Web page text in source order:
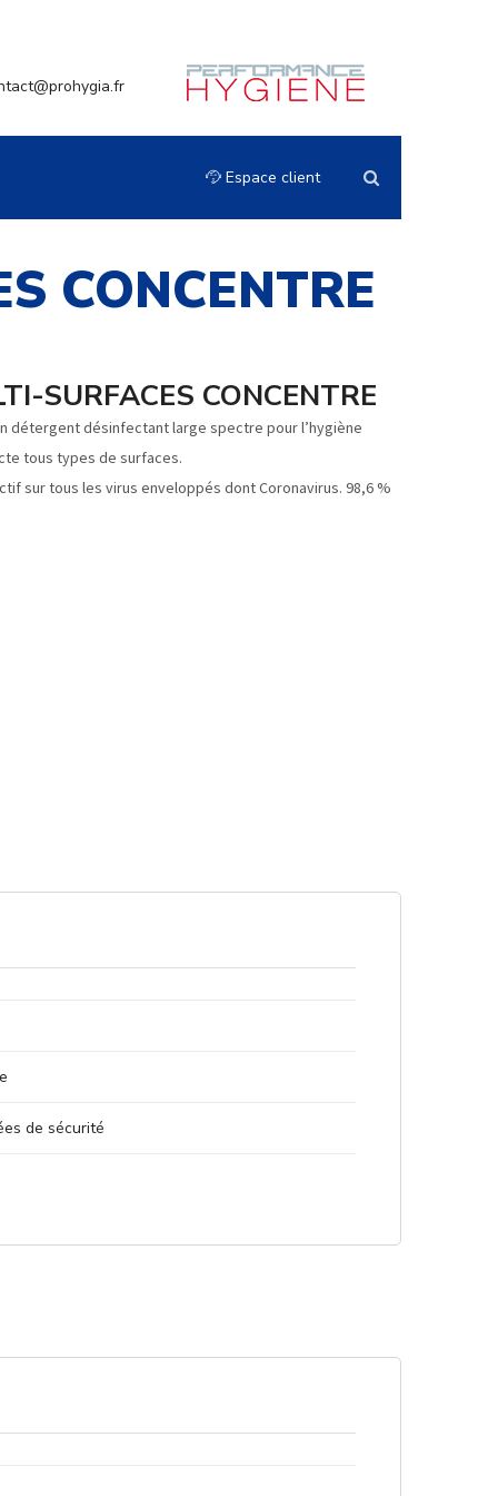
Espace client
CONCENTRE
SURFACES CONCENTRE
détergent désinfectant large spectre pour l’hygiène
tous types de surfaces.
sur tous les virus enveloppés dont Coronavirus. 98,6 %
de sécurité